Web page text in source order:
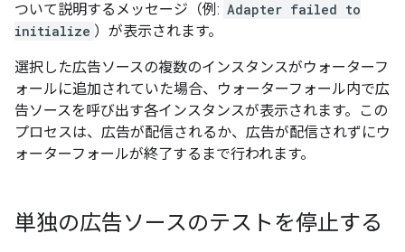
ついて説明するメッセージ（例: Adapter failed to
initialize ）が表示されます。
選択した広告ソースの複数のインスタンスがウォーターフ
ォールに追加されていた場合、ウォーターフォール内で広
告ソースを呼び出す各インスタンスが表示されます。この
プロセスは、広告が配信されるか、広告が配信されずにウ
ォーターフォールが終了するまで行われます。
単独の広告ソースのテストを停止する